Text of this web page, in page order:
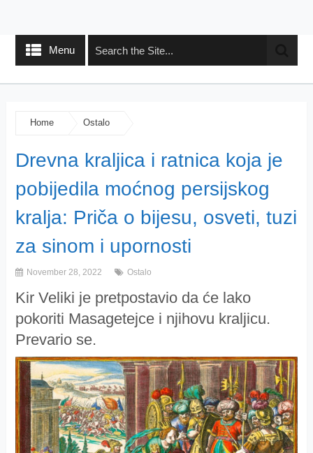
Menu
Home Ostalo
Drevna kraljica i ratnica koja je
pobijedila moćnog persijskog
kralja: Priča o bijesu, osveti, tuzi
za sinom i upornosti
November 28, 2022 Ostalo
Kir Veliki je pretpostavio da će lako
pokoriti Masagetejce i njihovu kraljicu.
Prevario se.